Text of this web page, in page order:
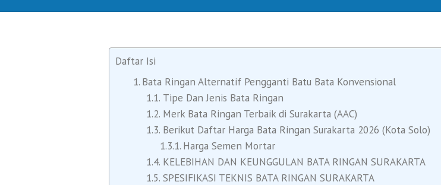
Daftar Isi
Bata Ringan Alternatif Pengganti Batu Bata Konvensional
Tipe Dan Jenis Bata Ringan
Merk Bata Ringan Terbaik di Surakarta (AAC)
Berikut Daftar Harga Bata Ringan Surakarta 2026 (Kota Solo)
Harga Semen Mortar
KELEBIHAN DAN KEUNGGULAN BATA RINGAN SURAKARTA
SPESIFIKASI TEKNIS BATA RINGAN SURAKARTA